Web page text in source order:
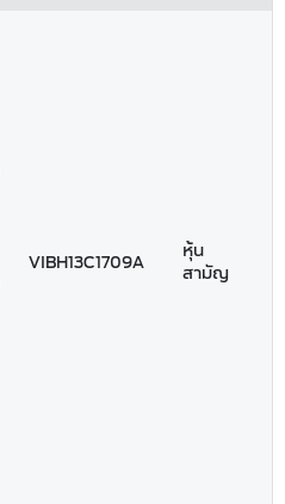
VIBH13C1709A
หุ้น
สามัญ